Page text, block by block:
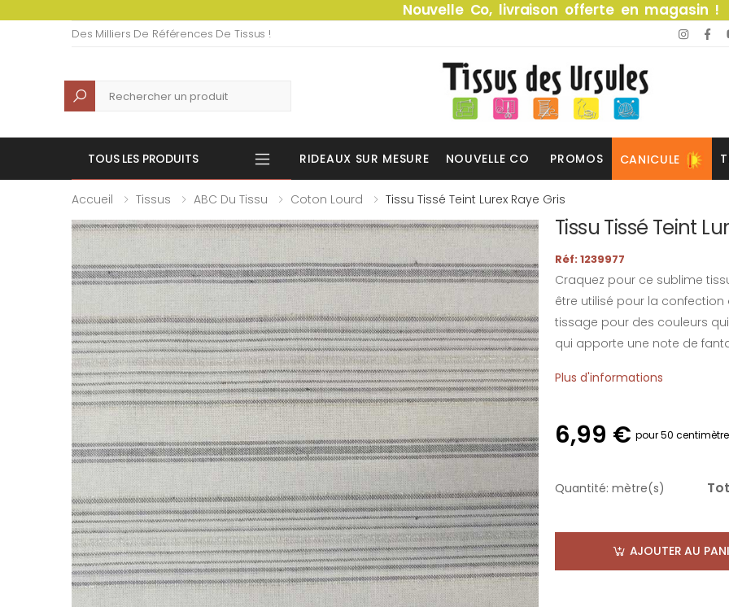
Nouvelle Co, livraison offerte en magasin !
Des Milliers De Références De Tissus !
Recherche
TOUS LES PRODUITS RIDEAUX SUR MESURE NOUVELLE CO PROMOS CANICULE
Accueil Tissus ABC Du Tissu Coton Lourd Tissu Tissé Teint Lurex Raye Gris
Tissu Tissé Teint
Réf: 1239977
Craquez pour ce sublime
être utilisé pour la confection
tissage pour des couleurs
qui apporte une note de
Plus d'informations
6,99 € pour 50
Quantité: mètre(s)
AJOUTER AU